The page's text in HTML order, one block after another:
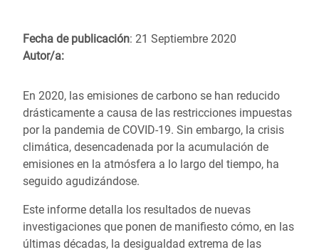
Fecha de publicación: 21 Septiembre 2020
Autor/a:
En 2020, las emisiones de carbono se han reducido
drásticamente a causa de las restricciones impuestas
por la pandemia de COVID-19. Sin embargo, la crisis
climática, desencadenada por la acumulación de
emisiones en la atmósfera a lo largo del tiempo, ha
seguido agudizándose.
Este informe detalla los resultados de nuevas
investigaciones que ponen de manifiesto cómo, en las
últimas décadas, la desigualdad extrema de las